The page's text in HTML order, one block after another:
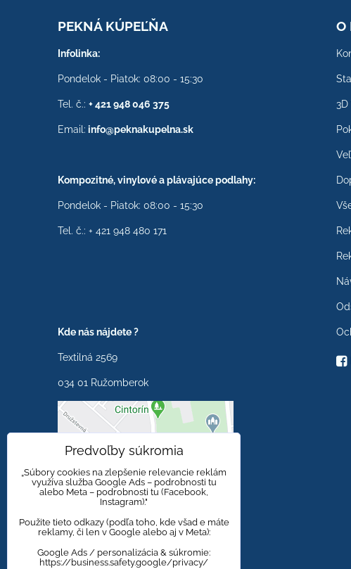
PEKNÁ KÚPEĽŇA
Infolinka:
Pondelok - Piatok: 08:00 - 15:30
Tel. č.: + 421 948 046 375
Email: info@peknakupelna.sk
Kompozitné, vinylové a plávajúce podlahy:
Pondelok - Piatok: 08:00 - 15:30
Tel. č.: + 421 948 480 171
Kde nás nájdete ?
Textilná 2569
034 01 Ružomberok
Externý obsah je
blokovaný Voľbami
súkromia
Prajete si načítať externý
O
Predvoľby súkromia
„Súbory cookies na zlepšenie relevancie reklám
využíva služba Google Ads – podrobnosti tu
alebo Meta – podrobnosti tu (Facebook,
Instagram)."
Použite tieto odkazy (podľa toho, kde všad e máte
reklamy, či len v Google alebo aj v Meta):
Google Ads / personalizácia & súkromie:
https://business.safety.google/privacy/